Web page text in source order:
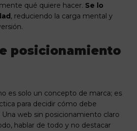
qué quiere hacer. Se lo
, reduciendo la carga mental y
posicionamiento
es solo un concepto de marca; es
para decidir cómo debe
web sin posicionamiento claro
hablar de todo y no destacar